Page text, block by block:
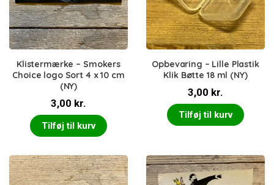
Klistermærke – Smokers
Choice logo Sort 4 x 10 cm
(NY)
3,00 kr.
Tilføj til kurv
Opbevaring – Lille Plastik
Klik Bøtte 18 ml (NY)
3,00 kr.
Tilføj til kurv